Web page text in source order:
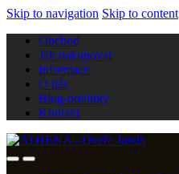
Skip to navigation Skip to content
Obchod
Jak nakupovat
Informace
O nás
Blog-novinky
Kontakt